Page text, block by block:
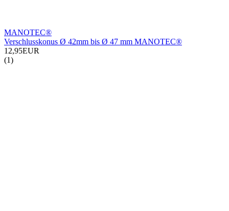
MANOTEC®
Verschlusskonus Ø 42mm bis Ø 47 mm MANOTEC®
12,95EUR
(1)